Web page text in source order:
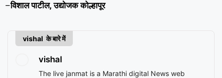
–विशाल पाटील, उद्योजक कोल्हापूर
vishal के बारे में
vishal
The live janmat is a Marathi digital News web